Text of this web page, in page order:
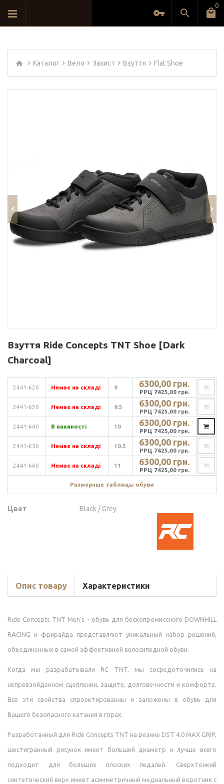
0
Каталог Вело Захист Взуття Flat Shoe
Взуття Ride Concepts TNT Shoe [Dark
Charcoal]
2441-620 Немає на складі 9 6300,00 грн.
РРЦ 7425,00 грн.
2441-630 Немає на складі 9.5 6300,00 грн.
РРЦ 7425,00 грн.
2441-640 В наявності 10 6300,00 грн.
РРЦ 7425,00 грн.
2441-650 Немає на складі 10.5 6300,00 грн.
РРЦ 7425,00 грн.
2441-660 Немає на складі 11 6300,00 грн.
РРЦ 7425,00 грн.
Размерные таблицы обуви
Цвет Black / Grey
Опис товару Характеристики
Ride Concepts TNT Men's - обувь для бескопромиссного DOWNHILL
RACING и фрирайда представляют уникальный набор решений,
объединенных в самой эффективной велосипедной обуви.
Когда мы разрабатывали RC TNT, мы сосредоточились на
непревзойденном сцеплении, защите, долговечности и комфорте.
Все эти свойства спроектированны и заложены в обувь для
Вашего безопасного катания в горах.
Разработанный для Ride Concepts TNT на резине DST 4.0 MAX GRIP,
шестигранный рисунок имеет больший диаметр и лучше всего
подходит для больших плоских педалей. Сверхтонкий
синтетический верх имеет асимметричный медиальный воротник с